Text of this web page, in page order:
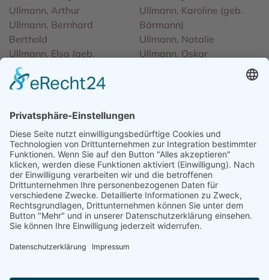
Ullmann, Arthur
Ullmann, Bernhard
Berthold
Ullmann, Elsa (geb.
Heilbrunner)
Ullmann, Erna
Blum)
Ullmann, Frieda (geb.
Hermann)
Ullmann, Fritz
Ullmann, Hilde (geb. May)
Ullmann, Isidor
Ullmann, Jette (geb.
Geismar)
Ullmann, Karoline (geb.
Bärmann)
Ullmann, Natalie
Ullmann, Oskar
Ullmann, Theresia
Urbach, Mechla (geb.
Markowiec)
Urspringer, Jakob
Urspringer, Selma (geb.
Bonheim)